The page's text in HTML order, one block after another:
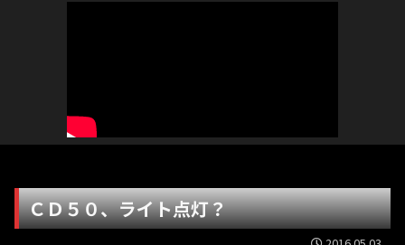
ＣＤ５０、ライト点灯？